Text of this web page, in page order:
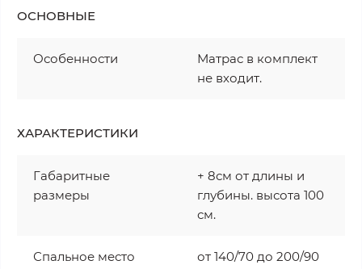
ОСНОВНЫЕ
Особенности
Матрас в комплект
не входит.
ХАРАКТЕРИСТИКИ
Габаритные
размеры
+ 8см от длины и
глубины. высота 100
см.
Спальное место от 140/70 до 200/90